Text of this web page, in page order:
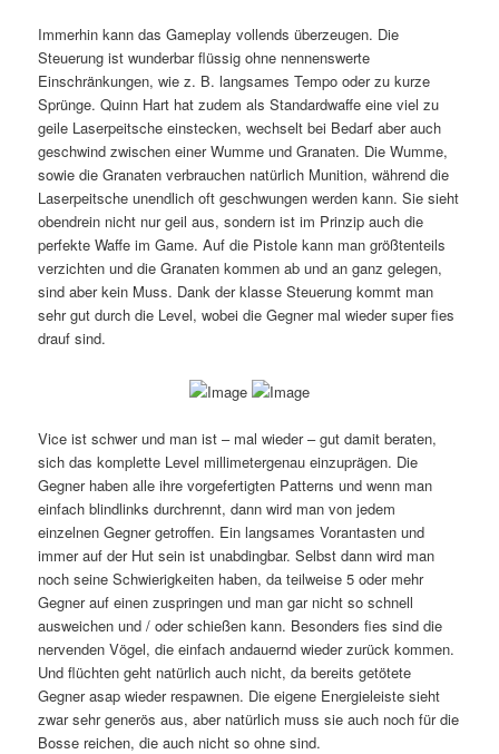
Immerhin kann das Gameplay vollends überzeugen. Die
Steuerung ist wunderbar flüssig ohne nennenswerte
Einschränkungen, wie z. B. langsames Tempo oder zu kurze
Sprünge. Quinn Hart hat zudem als Standardwaffe eine viel zu
geile Laserpeitsche einstecken, wechselt bei Bedarf aber auch
geschwind zwischen einer Wumme und Granaten. Die Wumme,
sowie die Granaten verbrauchen natürlich Munition, während die
Laserpeitsche unendlich oft geschwungen werden kann. Sie sieht
obendrein nicht nur geil aus, sondern ist im Prinzip auch die
perfekte Waffe im Game. Auf die Pistole kann man größtenteils
verzichten und die Granaten kommen ab und an ganz gelegen,
sind aber kein Muss. Dank der klasse Steuerung kommt man
sehr gut durch die Level, wobei die Gegner mal wieder super fies
drauf sind.
Vice ist schwer und man ist – mal wieder – gut damit beraten,
sich das komplette Level millimetergenau einzuprägen. Die
Gegner haben alle ihre vorgefertigten Patterns und wenn man
einfach blindlinks durchrennt, dann wird man von jedem
einzelnen Gegner getroffen. Ein langsames Vorantasten und
immer auf der Hut sein ist unabdingbar. Selbst dann wird man
noch seine Schwierigkeiten haben, da teilweise 5 oder mehr
Gegner auf einen zuspringen und man gar nicht so schnell
ausweichen und / oder schießen kann. Besonders fies sind die
nervenden Vögel, die einfach andauernd wieder zurück kommen.
Und flüchten geht natürlich auch nicht, da bereits getötete
Gegner asap wieder respawnen. Die eigene Energieleiste sieht
zwar sehr generös aus, aber natürlich muss sie auch noch für die
Bosse reichen, die auch nicht so ohne sind.